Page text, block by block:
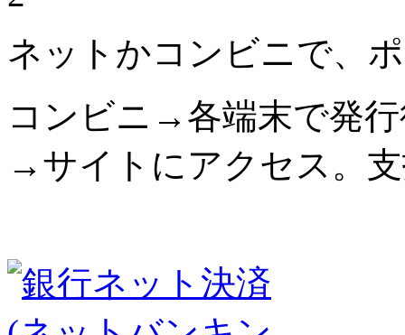
ネットかコンビニで、
コンビニ→各端末で発
→サイトにアクセス。